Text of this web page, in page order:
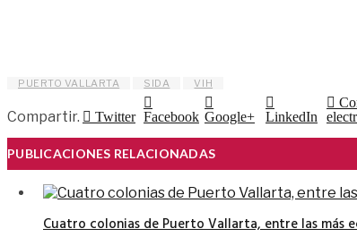
PUERTO VALLARTA SIDA VIH
Compartir. Twitter Facebook Google+ LinkedIn
PUBLICACIONES RELACIONADAS
Cuatro colonias de Puerto Vallarta, entre las más